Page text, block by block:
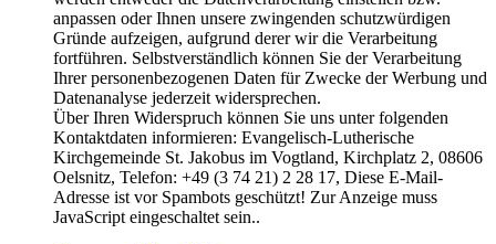
anpassen oder Ihnen unsere zwingenden schutzwürdigen
Gründe aufzeigen, aufgrund derer wir die Verarbeitung
fortführen. Selbstverständlich können Sie der Verarbeitung
Ihrer personenbezogenen Daten für Zwecke der Werbung und
Datenanalyse jederzeit widersprechen.
Über Ihren Widerspruch können Sie uns unter folgenden
Kontaktdaten informieren: Evangelisch-Lutherische
Kirchgemeinde St. Jakobus im Vogtland, Kirchplatz 2, 08606
Oelsnitz, Telefon: +49 (3 74 21) 2 28 17, Diese E-Mail-
Adresse ist vor Spambots geschützt! Zur Anzeige muss
JavaScript eingeschaltet sein..